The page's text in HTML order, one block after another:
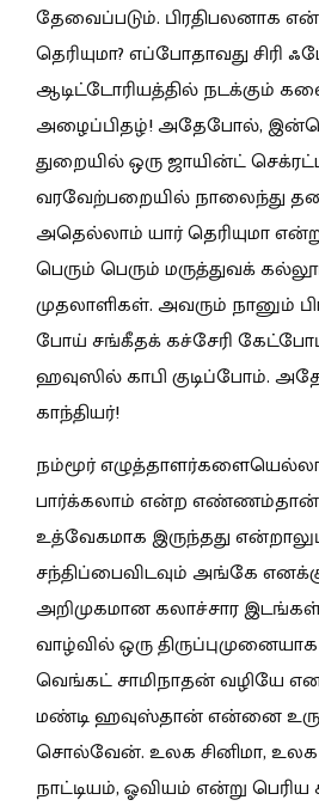
தேவைப்படும். பிரதிபலனாக
தெரியுமா? எப்போதாவது சிரி
ஆடிட்டோரியத்தில் நடக்கும்
அழைப்பிதழ்! அதேபோல்,
துறையில் ஒரு ஜாயின்ட்
வரவேற்பறையில் நாலைந்து
அதெல்லாம் யார் தெரியுமா
பெரும் பெரும் மருத்துவக்
முதலாளிகள். அவரும் நானும்
போய் சங்கீதக் கச்சேரி
ஹவுஸில் காபி குடிப்போம்.
காந்தியர்!
நம்மூர்
பார்க்கலாம் என்ற எண்ணம்தான்
உத்வேகமாக இருந்தது
சந்திப்பைவிடவும் அங்கே
அறிமுகமான கலாச்சார
வாழ்வில் ஒரு
வெங்கட் சாமிநாதன் வழியே
மண்டி ஹவுஸ்தான் என்னை
சொல்வேன். உலக சினிமா,
நாட்டியம், ஓவியம் என்று